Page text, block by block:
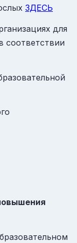
ЗДЕСЬ
для
соответствии